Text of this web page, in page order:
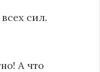
сил.
А что